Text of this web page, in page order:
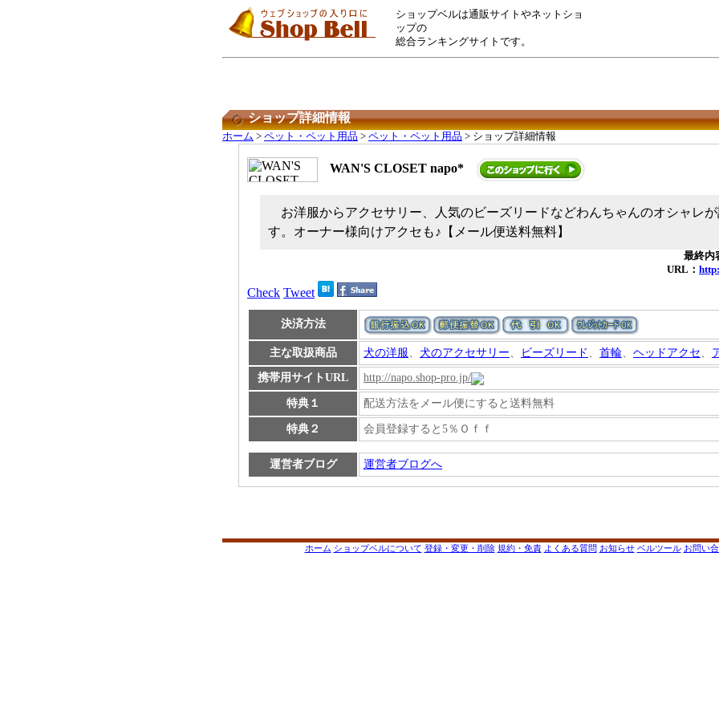
ショップベルは通販サイトやネットショ
ップの
総合ランキングサイトです。
ショップ詳細情報
ホーム > ペット・ペット用品 > ペット・ペット用品 > ショップ詳細情報
WAN'S CLOSET napo*
お洋服からアクセサリー、人気のビーズリードなどわんちゃんのオシャレ
す。オーナー様向けアクセも♪【メール便送料無料】
最終内
URL：
Check Tweet
決済方法
主な取扱商品 犬の洋服、 犬のアクセサリー、 ビーズリード 、 首輪、 ヘッドアクセ、
携帯用サイトURL http://napo.shop-pro.jp/
特典１ 配送方法をメール便にすると送料無料
特典２ 会員登録すると5％Ｏｆｆ
運営者ブログ 運営者ブログへ
ホーム ショップベルについて 登録・変更・削除 規約・免責 よくある質問 お知らせ ベルツール お問い